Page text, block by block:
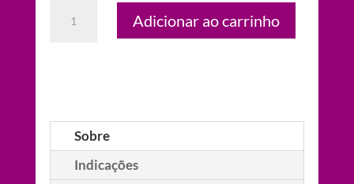
Adicionar ao carrinho
Sobre
Indicações